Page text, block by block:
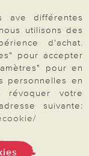
ave différentes
utilisons des
d'achat.
pour accepter
pour en
personnelles en
révoquer votre
suivante: